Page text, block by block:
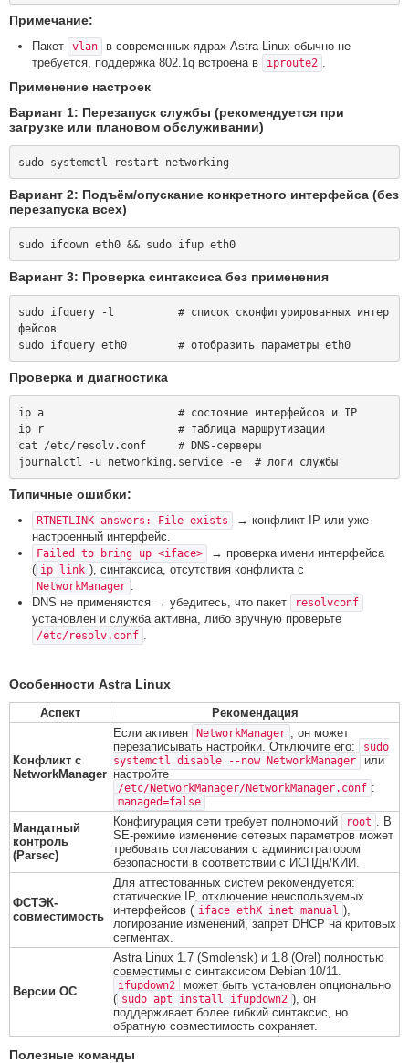
Примечание:
Пакет vlan
в современных ядрах Astra Linux обычно не
требуется, поддержка 802.1q встроена в
iproute2 .
Применение настроек
Вариант 1: Перезапуск службы (рекомендуется при
загрузке или плановом обслуживании)
Вариант 2: Подъём/опускание конкретного интерфейса (без
перезапуска всех)
sudo ifdown eth0 && sudo ifup eth0
Вариант 3: Проверка синтаксиса без применения
sudo ifquery -l          # список сконфигурированных интер
фейсов
sudo ifquery eth0        # отобразить параметры eth0
Проверка и диагностика
ip a                     # состояние интерфейсов и IP
ip r                     # таблица маршрутизации
cat /etc/resolv.conf     # DNS-серверы
journalctl -u networking.service -e  # логи службы
Типичные ошибки:
RTNETLINK answers: File exists
→ конфликт IP или уже
настроенный интерфейс.
Failed to bring up <iface>
→ проверка имени интерфейса
( ip link ), синтаксиса, отсутствия конфликта с
NetworkManager .
DNS не применяются → убедитесь, что пакет
resolvconf
установлен и служба активна, либо вручную проверьте
/etc/resolv.conf .
Особенности Astra Linux
Аспект Рекомендация
Конфликт с
NetworkManager
Если активен NetworkManager , он может
перезаписывать настройки. Отключите его:
sudo
systemctl disable --now NetworkManager или
настройте
/etc/NetworkManager/NetworkManager.conf :
managed=false
Мандатный
контроль
(Parsec)
Конфигурация сети требует полномочий root . В
SE-режиме изменение сетевых параметров может
требовать согласования с администратором
безопасности в соответствии с ИСПДн/КИИ.
ФСТЭК-
совместимость
Для аттестованных систем рекомендуется:
статические IP, отключение неиспользуемых
интерфейсов ( iface ethX inet manual ),
логирование изменений, запрет DHCP на критовых
сегментах.
Версии ОС
Astra Linux 1.7 (Smolensk) и 1.8 (Orel) полностью
совместимы с синтаксисом Debian 10/11.
ifupdown2
может быть установлен опционально
( sudo apt install ifupdown2 ), он
поддерживает более гибкий синтаксис, но
обратную совместимость сохраняет.
Полезные команды